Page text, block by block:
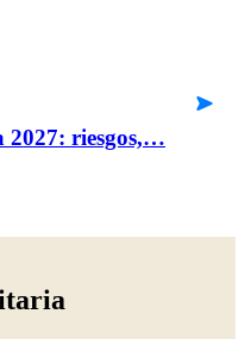
2027: riesgos,…